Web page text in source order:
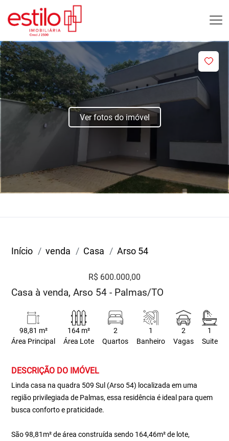
Ver fotos do imóvel
Início venda Casa Arso 54
R$ 600.000,00
Casa à venda, Arso 54 - Palmas/TO
98,81 m²
Área Principal
164 m²
Área Lote
2
Quartos
1
Banheiro
2
Vagas
1
Suite
DESCRIÇÃO DO IMÓVEL
Linda casa na quadra 509 Sul (Arso 54) localizada em uma
região privilegiada de Palmas, essa residência é ideal para quem
busca conforto e praticidade.
São 98,81m² de área construída sendo 164,46m² de lote,